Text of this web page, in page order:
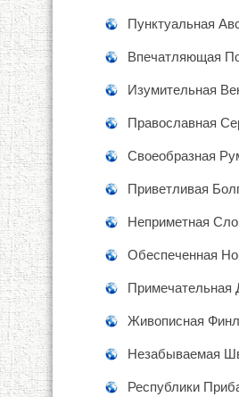
Пунктуальная
Впечатляющая
Изумительная
Православная
Своеобразная
Приветливая
Неприметная
Обеспеченная
Примечательная
Живописная
Незабываемая
Республики